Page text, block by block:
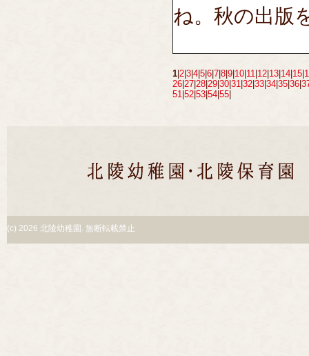
ね。秋の出版
1 2 3 4 5 6 7 8 9 10 11 12 13 14 15
26 27 28 29 30 31 32 33 34 35 36
51 52 53 54 55
(c) 2026 北陵幼稚園. 無断転載禁止